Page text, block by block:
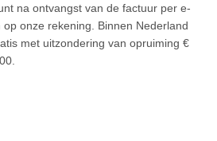
na ontvangst van de factuur per e-
onze rekening. Binnen Nederland
met uitzondering van opruiming €